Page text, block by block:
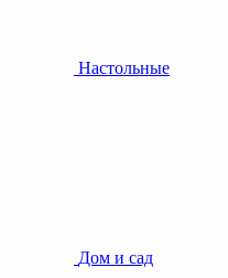
Настольные
Дом и сад